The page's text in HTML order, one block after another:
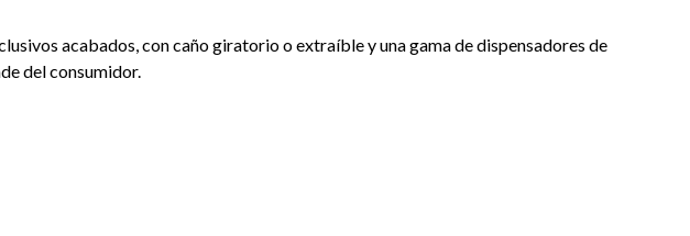
acabados, con caño giratorio o extraíble y una gama de dispensadores de
del consumidor.